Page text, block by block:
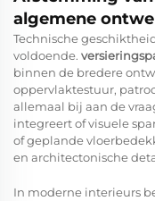
algemene
Technische
voldoende.
binnen de bredere
oppervlaktestuur,
allemaal bij aan de
integreert of visuele
of geplande
en architectonische
In moderne interieurs